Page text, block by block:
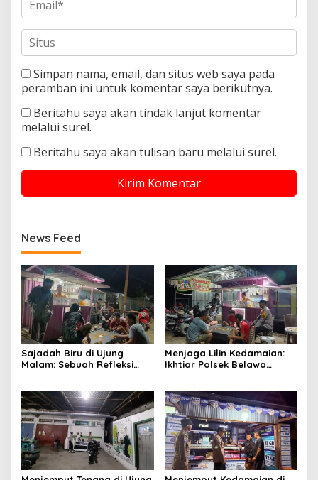
Simpan nama, email, dan situs web saya pada
peramban ini untuk komentar saya berikutnya.
Beritahu saya akan tindak lanjut komentar
melalui surel.
Beritahu saya akan tulisan baru melalui surel.
News Feed
Sajadah Biru di Ujung
Malam: Sebuah Refleksi
Menjaga Lilin Kedamaian:
Ikhtiar Polsek Belawa